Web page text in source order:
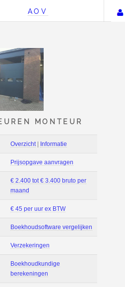
AOV
Prijsopgave
maand